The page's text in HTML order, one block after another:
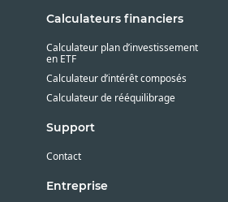
Calculateurs financiers
Calculateur plan d’investissement
en ETF
Calculateur d’intérêt composés
Calculateur de rééquilibrage
Support
Contact
Entreprise